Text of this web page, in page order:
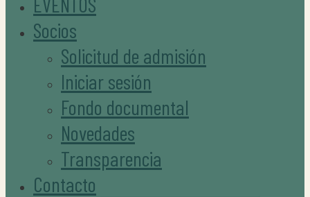
Socios
Solicitud de admisión
Iniciar sesión
Fondo documental
Novedades
Transparencia
Contacto